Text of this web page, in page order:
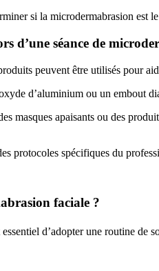
si la microdermabrasion est
d’une séance de
peuvent être utilisés pour
d’aluminium ou un embout
masques apaisants ou des
protocoles spécifiques du
faciale ?
d’adopter une routine de